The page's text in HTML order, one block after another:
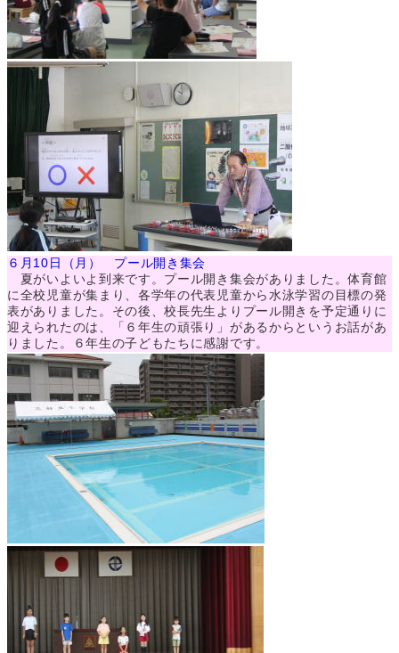
６月10日（月） プール開き集会
夏がいよいよ到来です。プール開き集会がありました。体育館
に全校児童が集まり、各学年の代表児童から水泳学習の目標の発
表がありました。その後、校長先生よりプール開きを予定通りに
迎えられたのは、「６年生の頑張り」があるからというお話があ
りました。６年生の子どもたちに感謝です。